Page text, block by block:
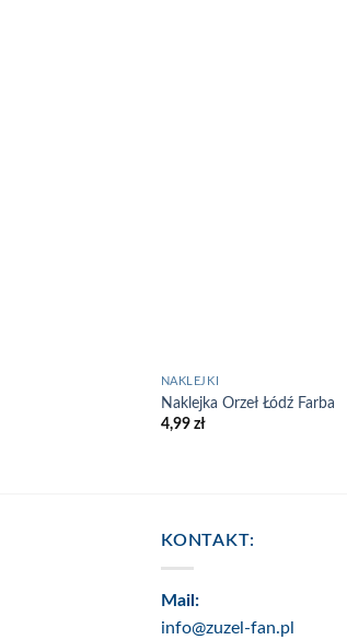
NAKLEJKI
Naklejka Orzeł Łódź Farba
4,99 zł
KONTAKT:
Mail:
info@zuzel-fan.pl